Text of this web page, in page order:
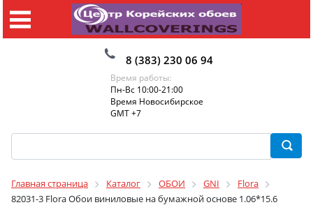
8 (383) 230 06 94
Время работы:
Пн-Вс 10:00-21:00
Время Новосибирское
GMT +7
Главная страница Каталог ОБОИ GNI
Flora
82031-3 Flora Обои виниловые на бумажной основе 1.06*15.6